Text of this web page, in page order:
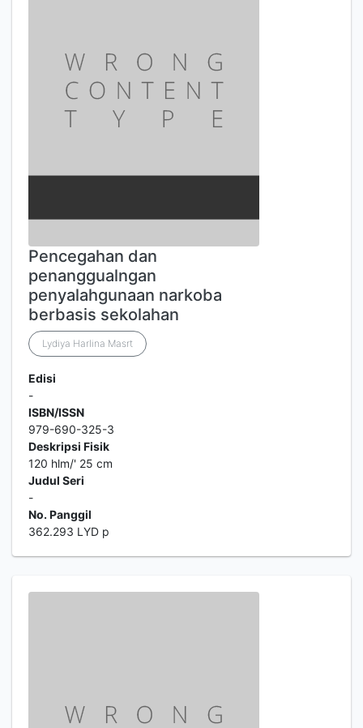
Pencegahan dan
penanggualngan
penyalahgunaan narkoba
berbasis sekolahan
Lydiya Harlina Masrt
Edisi
-
ISBN/ISSN
979-690-325-3
Deskripsi Fisik
120 hlm/' 25 cm
Judul Seri
-
No. Panggil
362.293 LYD p